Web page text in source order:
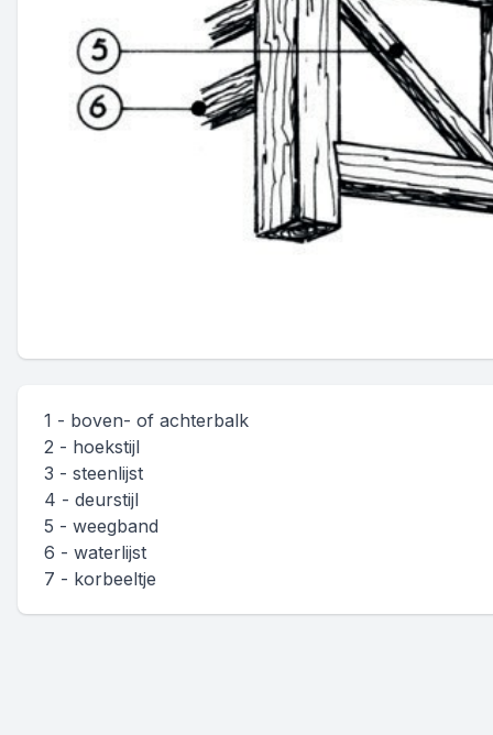
1 - boven- of achterbalk
2 - hoekstijl
3 - steenlijst
4 - deurstijl
5 - weegband
6 - waterlijst
7 - korbeeltje